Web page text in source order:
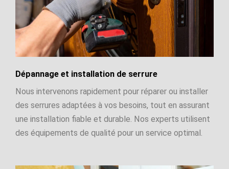
Dépannage et installation de serrure
Nous intervenons rapidement pour réparer ou installer
des serrures adaptées à vos besoins, tout en assurant
une installation fiable et durable. Nos experts utilisent
des équipements de qualité pour un service optimal.